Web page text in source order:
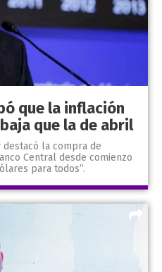
que la inflación
que la de abril
la compra de
Central desde comienzo
para todos”.